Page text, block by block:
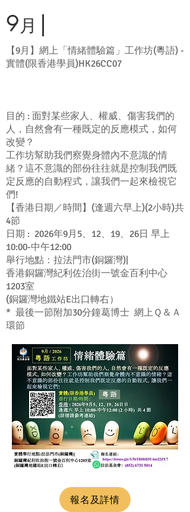
9月 |
【9月】網上「情緒體驗篇」工作坊(粵語) -
實體(限香港學員)HK26CC07
目的 : 面對某些家人、權威、傷害我們的
人，自然會有一種既定的反應模式，如何
改變？
工作坊幫助我們察覺身體內不意識的情
緒？這不意識的部份往往就是控制我們既
定反應的自動程式，讓我們一起來檢視它
們!
【香港日期／時間】(逢週六早上)(2小時)共
4節
日期 : 2026年9月5、12、19、26日 早上
10:00-中午12:00
舉行地點：拉法門市(銅鑼灣)|
香港銅鑼灣紀利佐治街一號金百利中心
1203室
(銅鑼灣地鐵站E出口轉右）
* 最後一節附加30分鐘葛博士 網上Ｑ＆Ａ
環節
報名及詳情